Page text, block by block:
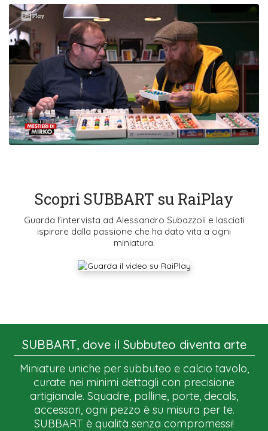
Scopri SUBBART su RaiPlay
Guarda l’intervista ad Alessandro Subazzoli e lasciati
ispirare dalla passione che ha dato vita a ogni
miniatura.
SUBBART, dove il Subbuteo diventa arte
Miniature uniche per subbuteo e calcio tavolo,
curate nei minimi dettagli con precisione
artigianale. Squadre, palline, porte, decals,
accessori, ogni pezzo è su misura per te.
SUBBART è qualità senza compromessi!